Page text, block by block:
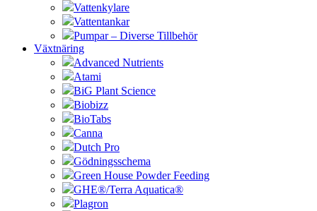
Vattenkylare
Vattentankar
Pumpar – Diverse Tillbehör
Växtnäring
Advanced Nutrients
Atami
BiG Plant Science
Biobizz
BioTabs
Canna
Dutch Pro
Gödningsschema
Green House Powder Feeding
GHE®/Terra Aquatica®
Plagron